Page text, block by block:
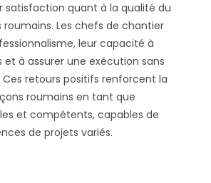
satisfaction quant à la qualité du
Les chefs de chantier
leur capacité à
et à assurer une exécution sans
retours positifs renforcent la
roumains en tant que
et compétents, capables de
de projets variés.